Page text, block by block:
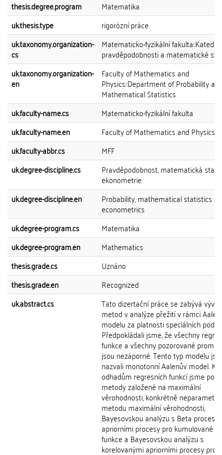
thesis.degree.program
Matematika
uk.thesis.type
rigorózní práce
uk.taxonomy.organization-
cs
Matematicko-fyzikální fakulta::Katedra
pravděpodobnosti a matematické
uk.taxonomy.organization-
en
Faculty of Mathematics and
Physics::Department of Probability
Mathematical Statistics
uk.faculty-name.cs
Matematicko-fyzikální fakulta
uk.faculty-name.en
Faculty of Mathematics and Physics
uk.faculty-abbr.cs
MFF
uk.degree-discipline.cs
Pravděpodobnost, matematická
ekonometrie
uk.degree-discipline.en
Probability, mathematical statistics
econometrics
uk.degree-program.cs
Matematika
uk.degree-program.en
Mathematics
thesis.grade.cs
Uznáno
thesis.grade.en
Recognized
uk.abstract.cs
Tato dizertační práce se zabývá
metod v analýze přežití v rámci
modelu za platnosti speciálních
Předpokládali jsme, že všechny
funkce a všechny pozorované
jsou nezáporné. Tento typ modelu
nazvali monotonní Aalenův model. K
odhadům regresních funkcí jsme
metody založené na maximální
věrohodnosti, konkrétně
metodu maximální věrohodnosti,
Bayesovskou analýzu s Beta procesy
apriorními procesy pro kumulované
funkce a Bayesovskou analýzu s
korelovanými apriorními procesy pro